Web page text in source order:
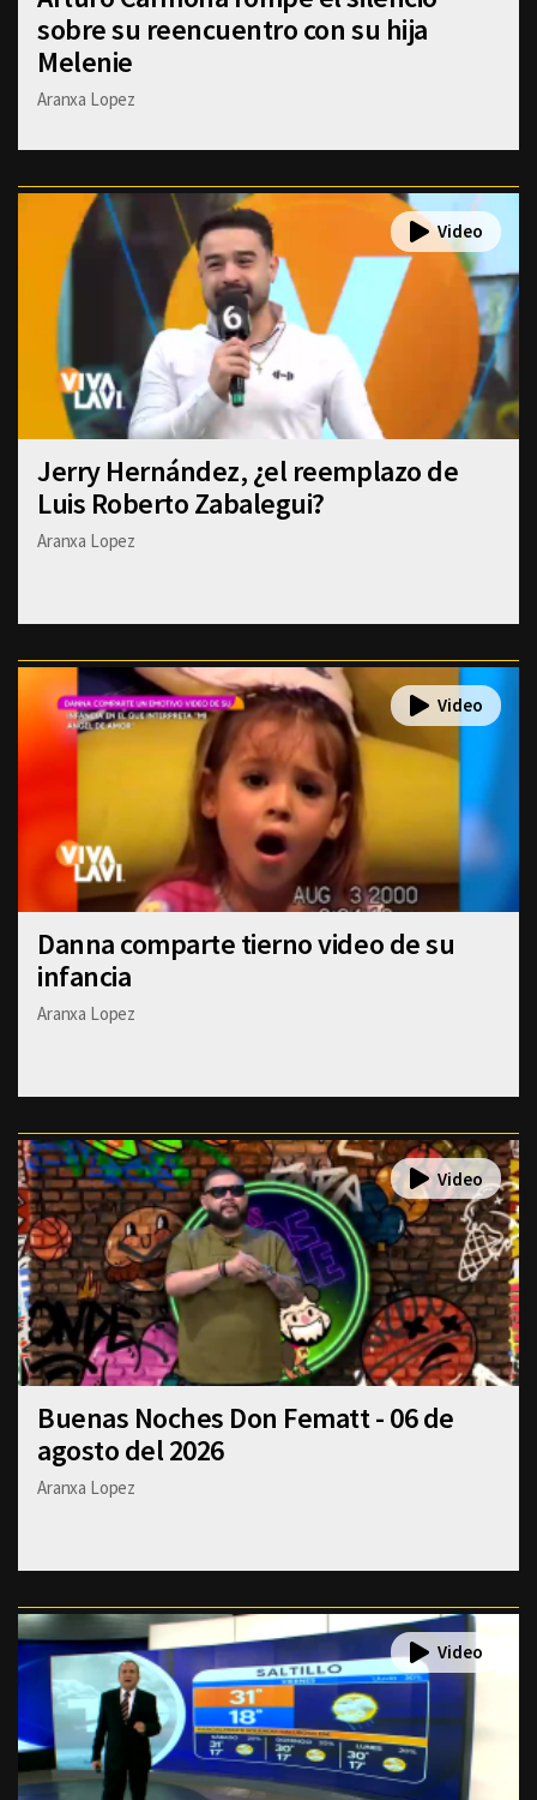
sobre su reencuentro con su hija
Melenie
Aranxa Lopez
Jerry Hernández, ¿el reemplazo de
Luis Roberto Zabalegui?
Aranxa Lopez
Danna comparte tierno video de su
infancia
Aranxa Lopez
Buenas Noches Don Fematt - 06 de
agosto del 2026
Aranxa Lopez